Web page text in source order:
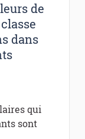
de
dans
qui
sont